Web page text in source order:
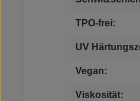
TPO-frei:
UV
Vegan:
Viskosität: